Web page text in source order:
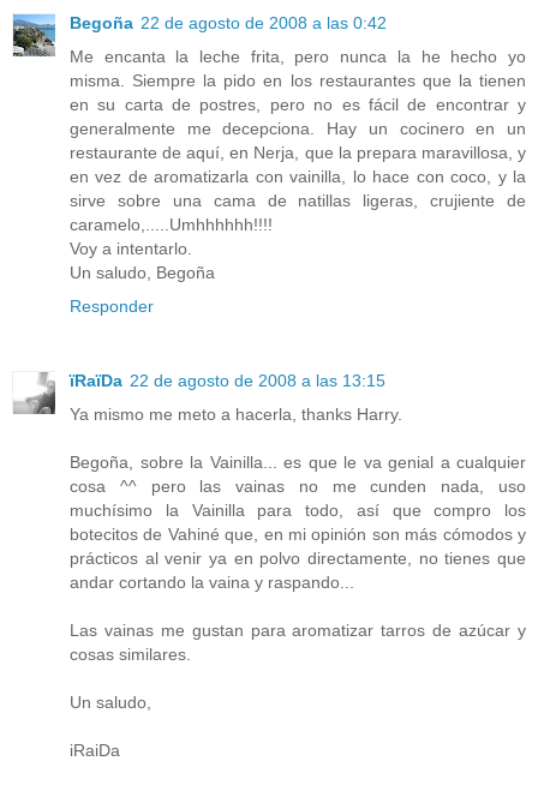
Begoña 22 de agosto de 2008 a las 0:42
Me encanta la leche frita, pero nunca la he hecho yo
misma. Siempre la pido en los restaurantes que la tienen
en su carta de postres, pero no es fácil de encontrar y
generalmente me decepciona. Hay un cocinero en un
restaurante de aquí, en Nerja, que la prepara maravillosa, y
en vez de aromatizarla con vainilla, lo hace con coco, y la
sirve sobre una cama de natillas ligeras, crujiente de
caramelo,.....Umhhhhhh!!!!
Voy a intentarlo.
Un saludo, Begoña
Responder
ïRaïDa 22 de agosto de 2008 a las 13:15
Ya mismo me meto a hacerla, thanks Harry.
Begoña, sobre la Vainilla... es que le va genial a cualquier
cosa ^^ pero las vainas no me cunden nada, uso
muchísimo la Vainilla para todo, así que compro los
botecitos de Vahiné que, en mi opinión son más cómodos y
prácticos al venir ya en polvo directamente, no tienes que
andar cortando la vaina y raspando...
Las vainas me gustan para aromatizar tarros de azúcar y
cosas similares.
Un saludo,
iRaiDa